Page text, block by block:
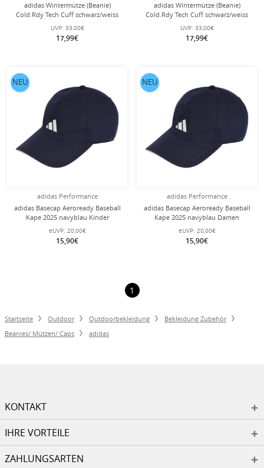
adidas Wintermütze (Beanie)
Cold.Rdy Tech Cuff schwarz/weiss
Damen
UVP: 33,00€
17,99€
adidas Wintermütze (Beanie)
Cold.Rdy Tech Cuff schwarz/weiss
Kids
UVP: 33,00€
17,99€
adidas Performance
adidas Basecap Aeroready Baseball
Kape 2025 navyblau Kinder
eUVP: 20,00€
15,90€
NEU
adidas Performance
adidas Basecap Aeroready Baseball
Kape 2025 navyblau Damen
eUVP: 20,00€
15,90€
NEU
1
Startseite Outdoor Outdoorbekleidung
Bekleidung Zubehör
Beanies/ Mützen/ Caps
adidas
KONTAKT
IHRE VORTEILE
ZAHLUNGSARTEN